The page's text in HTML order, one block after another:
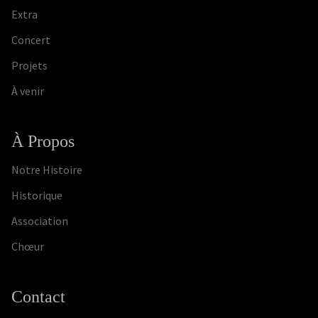
Extra
Concert
Projets
À venir
À Propos
Notre Histoire
Historique
Association
Chœur
Contact